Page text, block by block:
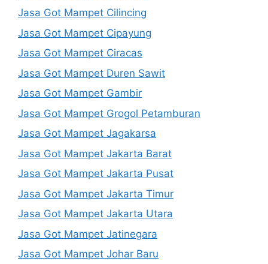
Jasa Got Mampet Cilincing
Jasa Got Mampet Cipayung
Jasa Got Mampet Ciracas
Jasa Got Mampet Duren Sawit
Jasa Got Mampet Gambir
Jasa Got Mampet Grogol Petamburan
Jasa Got Mampet Jagakarsa
Jasa Got Mampet Jakarta Barat
Jasa Got Mampet Jakarta Pusat
Jasa Got Mampet Jakarta Timur
Jasa Got Mampet Jakarta Utara
Jasa Got Mampet Jatinegara
Jasa Got Mampet Johar Baru